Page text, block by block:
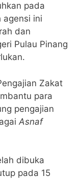
pada
agensi ini
dan
Pulau Pinang
Zakat
para
pengajian
Asnaf
dibuka
pada 15